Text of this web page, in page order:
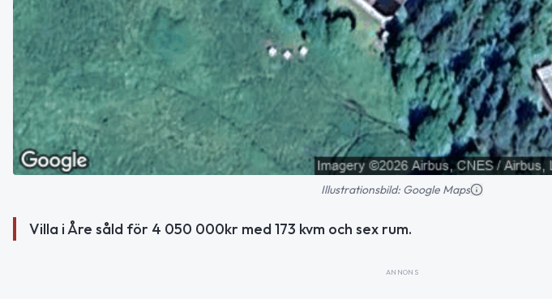
Illustrationsbild: Google Maps
Villa i Åre såld för 4 050 000kr med 173 kvm och sex rum.
ANNONS